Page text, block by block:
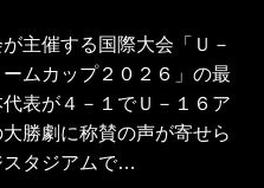
主催する国際大会「Ｕ－
ムカップ２０２６」の最
表が４－１でＵ－１６ア
勝劇に称賛の声が寄せら
タジアムで…